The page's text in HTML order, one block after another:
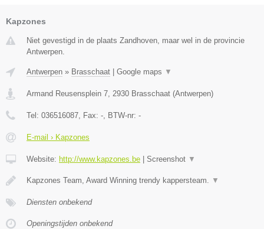
Kapzones
Niet gevestigd in de plaats Zandhoven, maar wel in de provincie
Antwerpen.
Antwerpen » Brasschaat | Google maps ▼
Armand Reusensplein 7 2930 Brasschaat (Antwerpen)
Tel: 036516087 , Fax: - , BTW-nr: -
E-mail › Kapzones
Website: http://www.kapzones.be | Screenshot ▼
Kapzones Team, Award Winning trendy kappersteam. ▼
Diensten onbekend
Openingstijden onbekend